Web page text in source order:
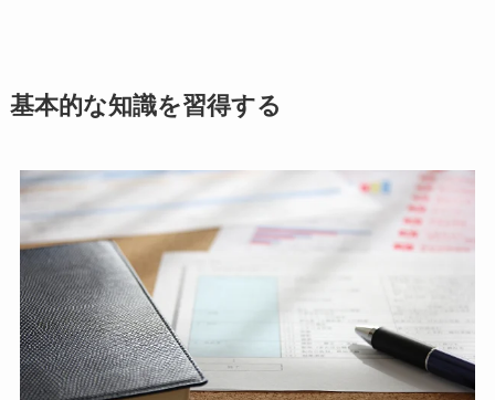
基本的な知識を習得する